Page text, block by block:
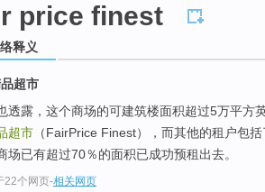
price finest
释义
超市
透露，这个商场的可建筑楼面积超过5万平方
超市 （FairPrice Finest），而其他的租户包
场已有超过70％的面积已成功预租出去。
22个网页-相关网页